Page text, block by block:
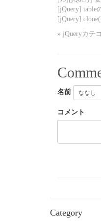
[jQuery] table
[jQuery]
» jQueryカテ
名前
コメント
Category